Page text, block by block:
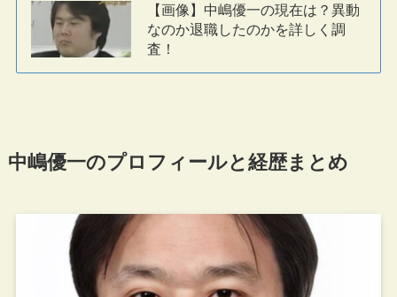
【画像】中嶋優一の現在は？異動
なのか退職したのかを詳しく調
査！
中嶋優一のプロフィールと経歴まとめ